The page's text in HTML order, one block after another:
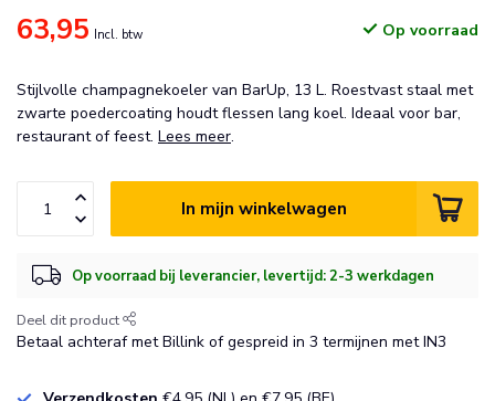
63,95 Incl. btw Op voorraad
Stijlvolle champagnekoeler van BarUp, 13 L. Roestvast staal met
zwarte poedercoating houdt flessen lang koel. Ideaal voor bar,
restaurant of feest. Lees meer.
In mijn winkelwagen
Op voorraad bij leverancier, levertijd: 2-3 werkdagen
Deel dit product
Betaal achteraf met Billink of gespreid in 3 termijnen met IN3